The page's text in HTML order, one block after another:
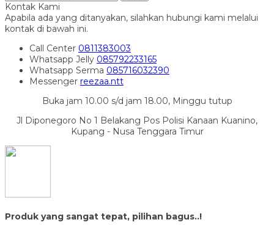
Kontak Kami
Apabila ada yang ditanyakan, silahkan hubungi kami melalui
kontak di bawah ini.
Call Center 0811383003
Whatsapp Jelly 085792233165
Whatsapp Serma 085716032390
Messenger reezaa.ntt
Buka jam 10.00 s/d jam 18.00, Minggu tutup
Jl Diponegoro No 1 Belakang Pos Polisi Kanaan Kuanino,
Kupang - Nusa Tenggara Timur
Produk yang sangat tepat, pilihan bagus..!